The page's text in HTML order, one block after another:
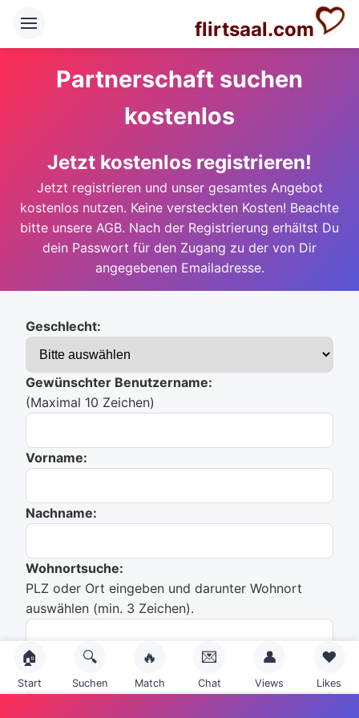
flirtsaal.com
Partnerschaft suchen
kostenlos
Jetzt kostenlos registrieren!
Jetzt registrieren und unser gesamtes Angebot
kostenlos nutzen. Keine versteckten Kosten! Beachte
bitte unsere AGB. Nach der Registrierung erhältst Du
dein Passwort für den Zugang zu der von Dir
angegebenen Emailadresse.
Geschlecht:
Gewünschter Benutzername:
(Maximal 10 Zeichen)
Vorname:
Nachname:
Wohnortsuche:
PLZ oder Ort eingeben und darunter Wohnort
auswählen (min. 3 Zeichen).
🏠
Start
🔍
Suchen
🔥
Match
💌
Chat
👤
Views
❤️
Likes